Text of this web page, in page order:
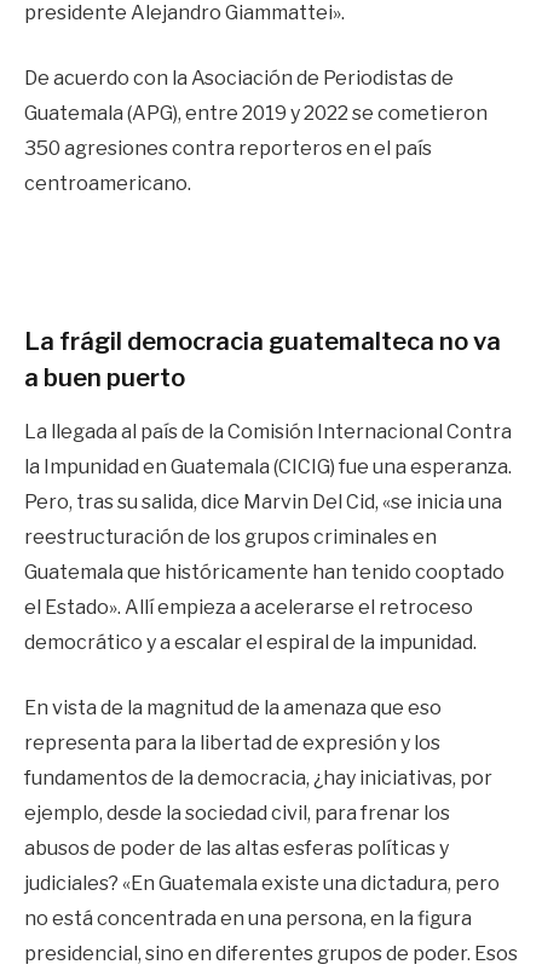
presidente Alejandro Giammattei».
De acuerdo con la Asociación de Periodistas de
Guatemala (APG), entre 2019 y 2022 se cometieron
350 agresiones contra reporteros en el país
centroamericano.
La frágil democracia guatemalteca no va
a buen puerto
La llegada al país de la Comisión Internacional Contra
la Impunidad en Guatemala (CICIG) fue una esperanza.
Pero, tras su salida, dice Marvin Del Cid, «se inicia una
reestructuración de los grupos criminales en
Guatemala que históricamente han tenido cooptado
el Estado». Allí empieza a acelerarse el retroceso
democrático y a escalar el espiral de la impunidad.
En vista de la magnitud de la amenaza que eso
representa para la libertad de expresión y los
fundamentos de la democracia, ¿hay iniciativas, por
ejemplo, desde la sociedad civil, para frenar los
abusos de poder de las altas esferas políticas y
judiciales? «En Guatemala existe una dictadura, pero
no está concentrada en una persona, en la figura
presidencial, sino en diferentes grupos de poder. Esos